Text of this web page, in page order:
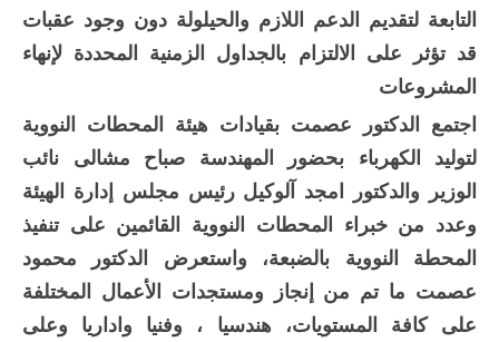
التابعة لتقديم الدعم اللازم والحيلولة دون وجود عقبات
قد تؤثر على الالتزام بالجداول الزمنية المحددة لإنهاء
المشروعات
اجتمع الدكتور عصمت بقيادات هيئة المحطات النووية
لتوليد الكهرباء بحضور المهندسة صباح مشالى نائب
الوزير والدكتور امجد آلوكيل رئيس مجلس إدارة الهيئة
وعدد من خبراء المحطات النووية القائمين على تنفيذ
المحطة النووية بالضبعة، واستعرض الدكتور محمود
عصمت ما تم من إنجاز ومستجدات الأعمال المختلفة
على كافة المستويات، هندسيا ، وفنيا واداريا وعلى